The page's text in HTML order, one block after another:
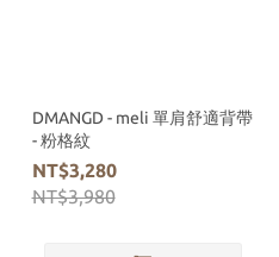
DMANGD - meli 單肩舒適背帶
- 粉格紋
NT$3,280
NT$3,980